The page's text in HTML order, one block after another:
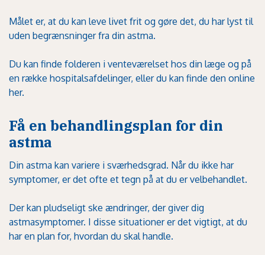
Målet er, at du kan leve livet frit og gøre det, du har lyst til
uden begrænsninger fra din astma.
Du kan finde folderen i venteværelset hos din læge og på
en række hospitalsafdelinger, eller du kan finde den online
her.
Få en behandlingsplan for din
astma
Din astma kan variere i sværhedsgrad. Når du ikke har
symptomer, er det ofte et tegn på at du er velbehandlet.
Der kan pludseligt ske ændringer, der giver dig
astmasymptomer. I disse situationer er det vigtigt, at du
har en plan for, hvordan du skal handle.